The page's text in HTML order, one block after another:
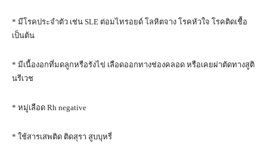
* มีโรคประจำตัว เช่น SLE ต่อมไทรอยด์ โลหิตจาง โรคหัวใจ โรคติดเชื้อ
เป็นต้น
* มีเนื้องอกที่มดลูกหรือรังไข่ เลือดออกทางช่องคลอด หรือเคยผ่าตัดทางสูติ
นรีเวช
* หมู่เลือด Rh negative
* ใช้สารเสพติด ติดสุรา สูบบุหรี่